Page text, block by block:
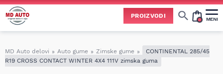
PROIZVODI MENI
MD Auto delovi » Auto gume » Zimske gume »
CONTINENTAL 285/45
R19 CROSS CONTACT WINTER 4X4 111V zimska guma